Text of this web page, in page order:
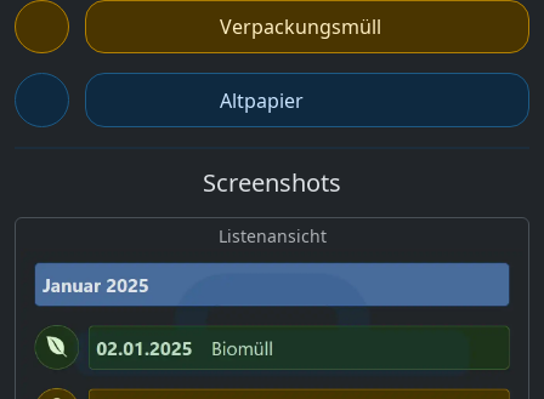
Verpackungsmüll
Altpapier
Screenshots
Listenansicht